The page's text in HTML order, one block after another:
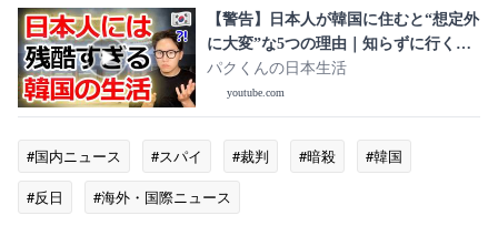
【警告】日本人が韓国に住むと“想定外
に大変”な5つの理由｜知らずに行くと
後悔します
パクくんの日本生活
youtube.com
#国内ニュース #スパイ #裁判 #暗殺
#韓国
#反日
#海外・国際ニュース